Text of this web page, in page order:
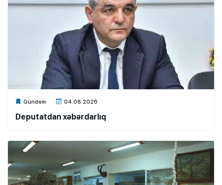
Gündəm 04.08.2026
Xalq.Online
Deputatdan xəbərdarlıq